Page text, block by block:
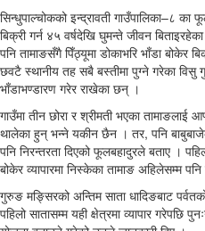
सिन्धुपाल्चोकको इन्द्रावती गाउँपालिका–८ का
बिक्री गर्न ४५ वर्षदेखि घुमन्ते जीवन
पनि तामाङसँगै पिँठ्यूमा डोकाभरि भाँडा बोकेर
छवटै स्थानीय तह सबै बस्तीमा पुग्ने गरेका विसु
भाँडाभण्डारण गरेर राखेका छन् ।
गाउँमा तीन छोरा र श्रीमती भएका तामाङलाई
थालेका हुन् भन्ने यकीन छैन । तर, पनि
पनि निरन्तरता दिएको फूलबहादुरले बताए ।
बोकेर व्यापारमा निस्केका तामाङ अहिलेसम्म
गुरुङ मङ्सिरको अन्तिम साता धादिङबाट
पहिलो सातासम्म यही क्षेत्रमा व्यापार गरेपछि